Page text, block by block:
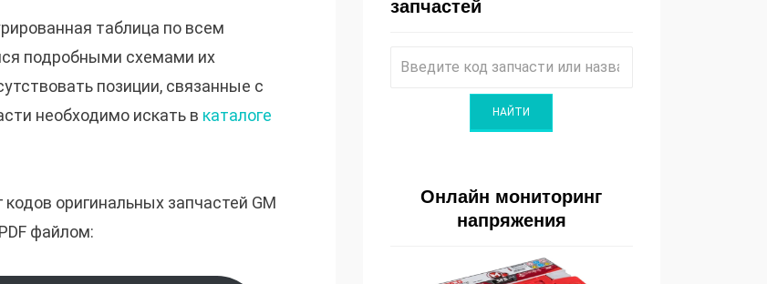
таблица по всем
подробными схемами их
позиции, связанные с
необходимо искать в каталоге
оригинальных запчастей GM
файлом:
запчастей
Онлайн мониторинг
напряжения